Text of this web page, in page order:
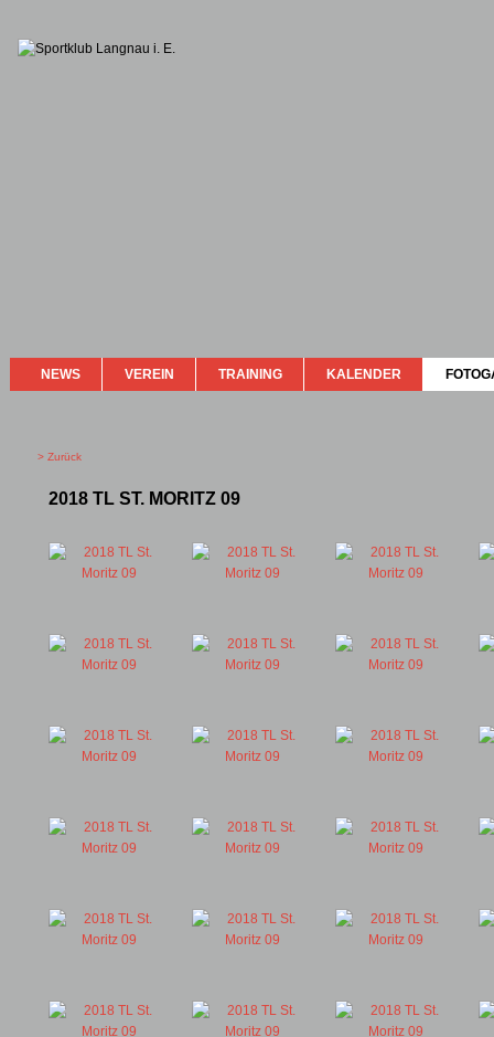
NEWS VEREIN TRAINING KALENDER
> Zurück
2018 TL ST. MORITZ 09